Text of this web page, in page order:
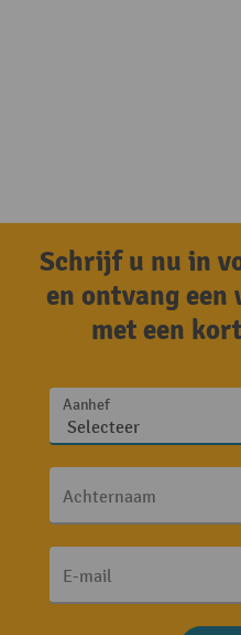
Schrijf u nu in
en ontvang
met een
Aanhef
Achternaam
E-mail